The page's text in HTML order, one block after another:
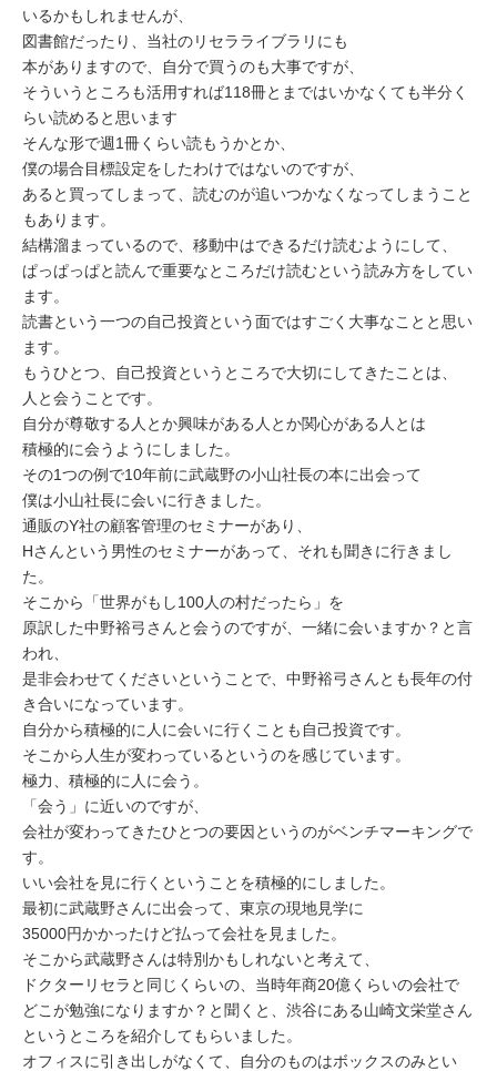
いるかもしれませんが、
図書館だったり、当社のリセラライブラリにも
本がありますので、自分で買うのも大事ですが、
そういうところも活用すれば118冊とまではいかなくても半分く
らい読めると思います
そんな形で週1冊くらい読もうかとか、
僕の場合目標設定をしたわけではないのですが、
あると買ってしまって、読むのが追いつかなくなってしまうこと
もあります。
結構溜まっているので、移動中はできるだけ読むようにして、
ぱっぱっぱと読んで重要なところだけ読むという読み方をしてい
ます。
読書という一つの自己投資という面ではすごく大事なことと思い
ます。
もうひとつ、自己投資というところで大切にしてきたことは、
人と会うことです。
自分が尊敬する人とか興味がある人とか関心がある人とは
積極的に会うようにしました。
その1つの例で10年前に武蔵野の小山社長の本に出会って
僕は小山社長に会いに行きました。
通販のY社の顧客管理のセミナーがあり、
Hさんという男性のセミナーがあって、それも聞きに行きまし
た。
そこから「世界がもし100人の村だったら」を
原訳した中野裕弓さんと会うのですが、一緒に会いますか？と言
われ、
是非会わせてくださいということで、中野裕弓さんとも長年の付
き合いになっています。
自分から積極的に人に会いに行くことも自己投資です。
そこから人生が変わっているというのを感じています。
極力、積極的に人に会う。
「会う」に近いのですが、
会社が変わってきたひとつの要因というのがベンチマーキングで
す。
いい会社を見に行くということを積極的にしました。
最初に武蔵野さんに出会って、東京の現地見学に
35000円かかったけど払って会社を見ました。
そこから武蔵野さんは特別かもしれないと考えて、
ドクターリセラと同じくらいの、当時年商20億くらいの会社で
どこが勉強になりますか？と聞くと、渋谷にある山崎文栄堂さん
というところを紹介してもらいました。
オフィスに引き出しがなくて、自分のものはボックスのみとい